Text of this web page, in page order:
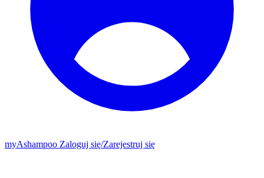
myAshampoo Zaloguj się/Zarejestruj się